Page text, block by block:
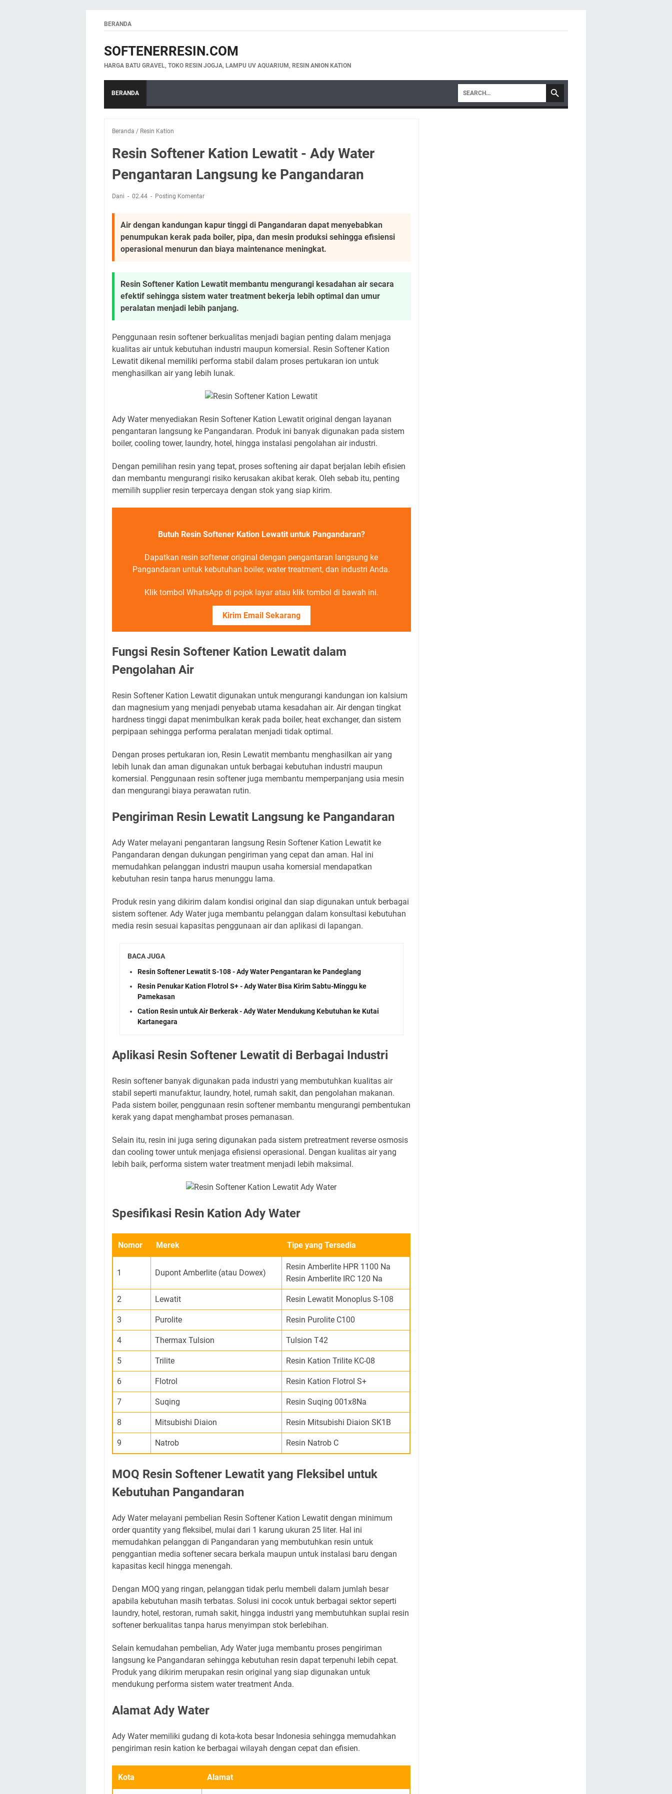
BERANDA
SOFTENERRESIN.COM
HARGA BATU GRAVEL, TOKO RESIN JOGJA, LAMPU UV AQUARIUM, RESIN ANION KATION
BERANDA
Beranda / Resin Kation
Resin Softener Kation Lewatit - Ady Water
Pengantaran Langsung ke Pangandaran
Dani 02.44 Posting Komentar
Air dengan kandungan kapur tinggi di Pangandaran dapat menyebabkan
penumpukan kerak pada boiler, pipa, dan mesin produksi sehingga efisiensi
operasional menurun dan biaya maintenance meningkat.
Resin Softener Kation Lewatit membantu mengurangi kesadahan air secara
efektif sehingga sistem water treatment bekerja lebih optimal dan umur
peralatan menjadi lebih panjang.
Penggunaan resin softener berkualitas menjadi bagian penting dalam menjaga
kualitas air untuk kebutuhan industri maupun komersial. Resin Softener Kation
Lewatit dikenal memiliki performa stabil dalam proses pertukaran ion untuk
menghasilkan air yang lebih lunak.
Ady Water menyediakan Resin Softener Kation Lewatit original dengan layanan
pengantaran langsung ke Pangandaran. Produk ini banyak digunakan pada sistem
boiler, cooling tower, laundry, hotel, hingga instalasi pengolahan air industri.
Dengan pemilihan resin yang tepat, proses softening air dapat berjalan lebih efisien
dan membantu mengurangi risiko kerusakan akibat kerak. Oleh sebab itu, penting
memilih supplier resin terpercaya dengan stok yang siap kirim.
Butuh Resin Softener Kation Lewatit untuk Pangandaran?
Dapatkan resin softener original dengan pengantaran langsung ke
Pangandaran untuk kebutuhan boiler, water treatment, dan industri Anda.
Klik tombol WhatsApp di pojok layar atau klik tombol di bawah ini.
Kirim Email Sekarang
Fungsi Resin Softener Kation Lewatit dalam
Pengolahan Air
Resin Softener Kation Lewatit digunakan untuk mengurangi kandungan ion kalsium
dan magnesium yang menjadi penyebab utama kesadahan air. Air dengan tingkat
hardness tinggi dapat menimbulkan kerak pada boiler, heat exchanger, dan sistem
perpipaan sehingga performa peralatan menjadi tidak optimal.
Dengan proses pertukaran ion, Resin Lewatit membantu menghasilkan air yang
lebih lunak dan aman digunakan untuk berbagai kebutuhan industri maupun
komersial. Penggunaan resin softener juga membantu memperpanjang usia mesin
dan mengurangi biaya perawatan rutin.
Pengiriman Resin Lewatit Langsung ke Pangandaran
Ady Water melayani pengantaran langsung Resin Softener Kation Lewatit ke
Pangandaran dengan dukungan pengiriman yang cepat dan aman. Hal ini
memudahkan pelanggan industri maupun usaha komersial mendapatkan
kebutuhan resin tanpa harus menunggu lama.
Produk resin yang dikirim dalam kondisi original dan siap digunakan untuk berbagai
sistem softener. Ady Water juga membantu pelanggan dalam konsultasi kebutuhan
media resin sesuai kapasitas penggunaan air dan aplikasi di lapangan.
BACA JUGA
Resin Softener Lewatit S-108 - Ady Water Pengantaran ke Pandeglang
Resin Penukar Kation Flotrol S+ - Ady Water Bisa Kirim Sabtu-Minggu ke
Pamekasan
Cation Resin untuk Air Berkerak - Ady Water Mendukung Kebutuhan ke Kutai
Kartanegara
Aplikasi Resin Softener Lewatit di Berbagai Industri
Resin softener banyak digunakan pada industri yang membutuhkan kualitas air
stabil seperti manufaktur, laundry, hotel, rumah sakit, dan pengolahan makanan.
Pada sistem boiler, penggunaan resin softener membantu mengurangi pembentukan
kerak yang dapat menghambat proses pemanasan.
Selain itu, resin ini juga sering digunakan pada sistem pretreatment reverse osmosis
dan cooling tower untuk menjaga efisiensi operasional. Dengan kualitas air yang
lebih baik, performa sistem water treatment menjadi lebih maksimal.
Spesifikasi Resin Kation Ady Water
Nomor Merek Tipe yang Tersedia
1 Dupont Amberlite (atau Dowex)
Resin Amberlite HPR 1100 Na
Resin Amberlite IRC 120 Na
2 Lewatit Resin Lewatit Monoplus S-108
3 Purolite Resin Purolite C100
4 Thermax Tulsion Tulsion T42
5 Trilite Resin Kation Trilite KC-08
6 Flotrol Resin Kation Flotrol S+
7 Suqing Resin Suqing 001x8Na
8 Mitsubishi Diaion Resin Mitsubishi Diaion SK1B
9 Natrob Resin Natrob C
MOQ Resin Softener Lewatit yang Fleksibel untuk
Kebutuhan Pangandaran
Ady Water melayani pembelian Resin Softener Kation Lewatit dengan minimum
order quantity yang fleksibel, mulai dari 1 karung ukuran 25 liter. Hal ini
memudahkan pelanggan di Pangandaran yang membutuhkan resin untuk
penggantian media softener secara berkala maupun untuk instalasi baru dengan
kapasitas kecil hingga menengah.
Dengan MOQ yang ringan, pelanggan tidak perlu membeli dalam jumlah besar
apabila kebutuhan masih terbatas. Solusi ini cocok untuk berbagai sektor seperti
laundry, hotel, restoran, rumah sakit, hingga industri yang membutuhkan suplai resin
softener berkualitas tanpa harus menyimpan stok berlebihan.
Selain kemudahan pembelian, Ady Water juga membantu proses pengiriman
langsung ke Pangandaran sehingga kebutuhan resin dapat terpenuhi lebih cepat.
Produk yang dikirim merupakan resin original yang siap digunakan untuk
mendukung performa sistem water treatment Anda.
Alamat Ady Water
Ady Water memiliki gudang di kota-kota besar Indonesia sehingga memudahkan
pengiriman resin kation ke berbagai wilayah dengan cepat dan efisien.
Kota Alamat